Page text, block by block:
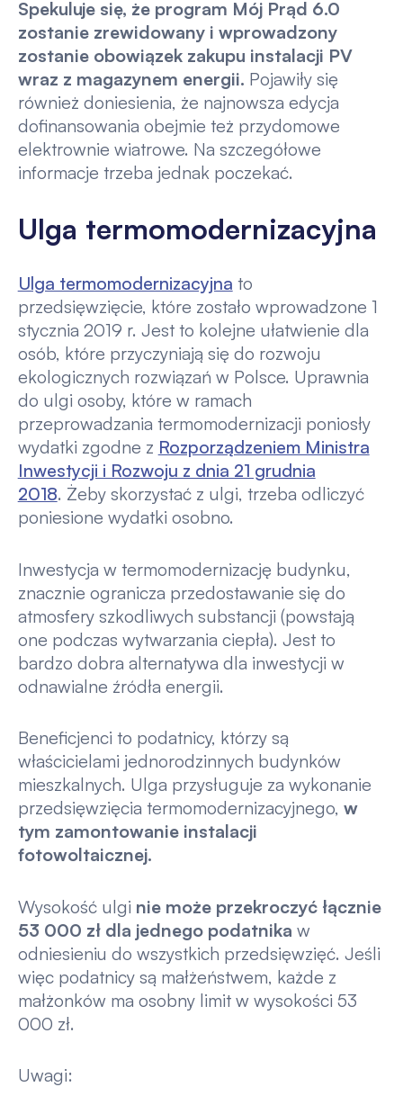
Spekuluje się, że program Mój Prąd 6.0
zostanie zrewidowany i wprowadzony
zostanie obowiązek zakupu instalacji PV
wraz z magazynem energii. Pojawiły się
również doniesienia, że najnowsza edycja
dofinansowania obejmie też przydomowe
elektrownie wiatrowe. Na szczegółowe
informacje trzeba jednak poczekać.
Ulga termomodernizacyjna
Ulga termomodernizacyjna to
przedsięwzięcie, które zostało wprowadzone 1
stycznia 2019 r. Jest to kolejne ułatwienie dla
osób, które przyczyniają się do rozwoju
ekologicznych rozwiązań w Polsce. Uprawnia
do ulgi osoby, które w ramach
przeprowadzania termomodernizacji poniosły
wydatki zgodne z Rozporządzeniem Ministra
Inwestycji i Rozwoju z dnia 21 grudnia
2018. Żeby skorzystać z ulgi, trzeba odliczyć
poniesione wydatki osobno.
Inwestycja w termomodernizację budynku,
znacznie ogranicza przedostawanie się do
atmosfery szkodliwych substancji (powstają
one podczas wytwarzania ciepła). Jest to
bardzo dobra alternatywa dla inwestycji w
odnawialne źródła energii.
Beneficjenci to podatnicy, którzy są
właścicielami jednorodzinnych budynków
mieszkalnych. Ulga przysługuje za wykonanie
przedsięwzięcia termomodernizacyjnego, w
tym zamontowanie instalacji
fotowoltaicznej.
Wysokość ulgi nie może przekroczyć łącznie
53 000 zł dla jednego podatnika w
odniesieniu do wszystkich przedsięwzięć. Jeśli
więc podatnicy są małżeństwem, każde z
małżonków ma osobny limit w wysokości 53
000 zł.
Uwagi: